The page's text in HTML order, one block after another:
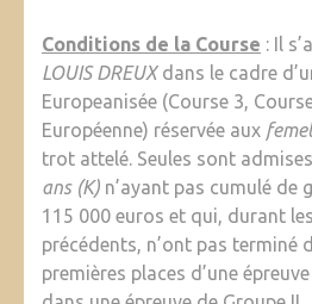
Conditions de la Course : Il
LOUIS DREUXdans le cadre
Europeanisée (Course 3,
Européenne) réservée aux
trot attelé. Seules sont
ans (K) n’ayant pas cumulé de
115 000 euros et qui, durant
précédents, n’ont pas terminé
premières places d’une